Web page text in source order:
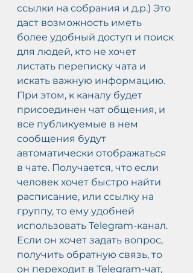
ссылки на собрания и д.р.) Это
даст возможность иметь
более удобный доступ и поиск
для людей, кто не хочет
листать переписку чата и
искать важную информацию.
При этом, к каналу будет
присоединен чат общения, и
все публикуемые в нем
сообщения будут
автоматически отображаться
в чате. Получается, что если
человек хочет быстро найти
расписание, или ссылку на
группу, то ему удобней
использовать Telegram-канал.
Если он хочет задать вопрос,
получить обратную связь, то
он переходит в Telegram-чат,